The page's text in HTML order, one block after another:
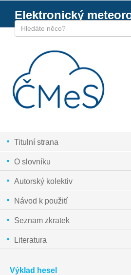
Elektronický
Titulní strana
O slovníku
Autorský kolektiv
Návod k použití
Seznam zkratek
Literatura
Výklad hesel